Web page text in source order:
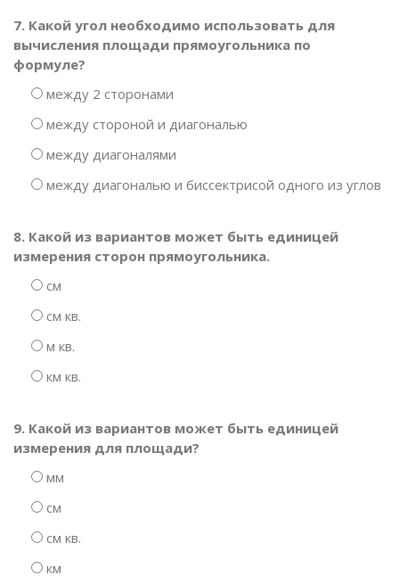
7. Какой угол необходимо использовать для
вычисления площади прямоугольника по
формуле?
между 2 сторонами
между стороной и диагональю
между диагоналями
между диагональю и биссектрисой одного из углов
8. Какой из вариантов может быть единицей
измерения сторон прямоугольника.
см
см кв.
м кв.
км кв.
9. Какой из вариантов может быть единицей
измерения для площади?
мм
см
см кв.
км